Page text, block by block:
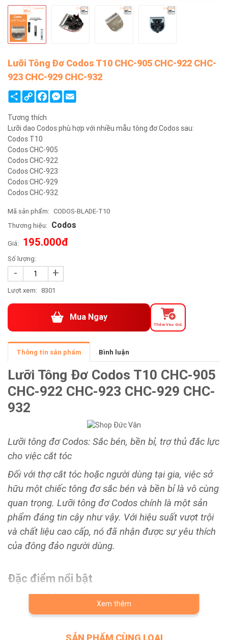
Lưỡi Tông Đơ Codos T10 CHC-905 CHC-922 CHC-
923 CHC-929 CHC-932
ShareCopy
Link
FacebookMessenger
Email
Tương thích
Lưỡi dao Codos phù hợp với nhiều mẫu tông đơ Codos sau:
Codos T10
Codos CHC-905
Codos CHC-922
Codos CHC-923
Codos CHC-929
Codos CHC-932
Mã sản phẩm: CODOS-BLADE-T10
Thương hiệu: Codos
Giá: 195.000đ
Số lượng:
- +
Lượt xem: 8301
Mua Ngay
Thêm Vào Giỏ
Thông tin sản phẩm Bình luận
Lưỡi Tông Đơ Codos T10 CHC-905
CHC-922 CHC-923 CHC-929 CHC-
932
Lưỡi tông đơ Codos: Sắc bén, bền bỉ, trợ thủ đắc lực
cho việc cắt tóc
Đối với thợ cắt tóc hoặc người dùng tại gia, việc sở
hữu một chiếc tông đơ sắc bén và bền bỉ là vô cùng
quan trọng. Lưỡi tông đơ Codos chính là một sản
phẩm đáng tin cậy như vậy. Với hiệu suất vượt trội
và chất liệu cao cấp, nó đã nhận được sự yêu thích
của đông đảo người dùng.
Đặc điểm nổi bật
Sắc bén: Lưỡi dao Codos được làm từ thép
không gỉ cao cấp, trải qua quá trình mài giũa
Xem thêm
SẢN PHẨM CÙNG LOẠI